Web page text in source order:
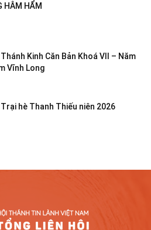
HÂM HẨM
Kinh Căn Bản Khoá VII – Năm
Vĩnh Long
hè Thanh Thiếu niên 2026